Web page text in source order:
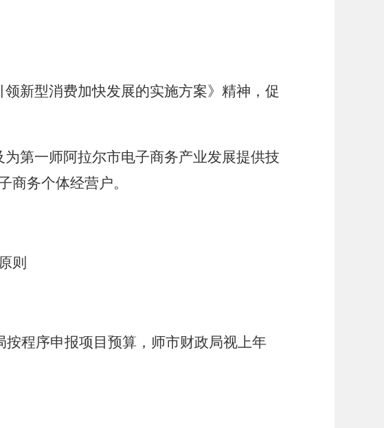
新型消费加快发展的实施方案》精神，促
为第一师阿拉尔市电子商务产业发展提供技
商务个体经营户。
则
按程序申报项目预算，师市财政局视上年